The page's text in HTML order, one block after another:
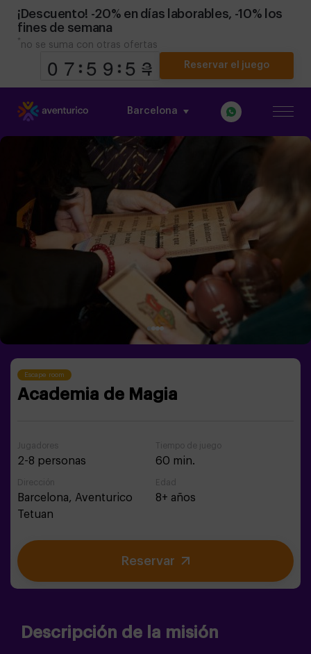
¡Descuento! -20% en días laborables, -10% los
fines de semana
* no se suma con otras ofertas
9
9
0
0 8
7
7 0
9
9
Reservar el juego
Barcelona
Escape room
Academia de Magia
Jugadores
2-8 personas
Tiempo de juego
60 min.
Dirección
Barcelona, Aventurico
Tetuan
Edad
8+ años
Reservar
Descripción de la misión